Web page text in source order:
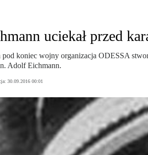
uciekał przed
pod koniec wojny organizacja ODESSA
Adolf Eichmann.
30.09.2016 00:01